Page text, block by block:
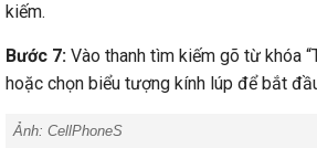
kiếm.
Bước 7: Vào thanh tìm kiếm gõ từ khóa
hoặc chọn biểu tượng kính lúp để bắt
Ảnh: CellPhoneS